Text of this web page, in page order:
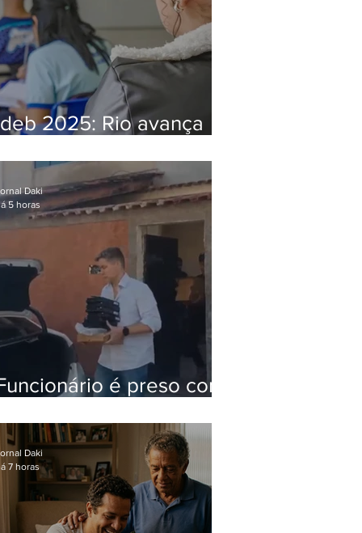
2025: Rio avança
da média nacional
é preso com
Hospital do Andaraí
Daki
5 horas
Daki
7 horas